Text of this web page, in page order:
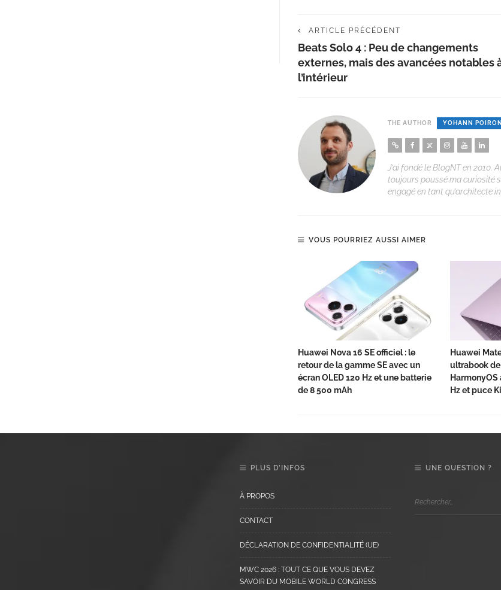
ARTICLE PRÉCÉDENT
Beats Solo 4 : Peu de changements
externes, mais des avancées notables
l’intérieur
THE AUTHOR YOHANN POIRON
J’ai fondé le BlogNT en 2010.
toujours poussé ma curiosité
engagé en tant qu’architecte
VOUS POURRIEZ AUSSI AIMER
Huawei Nova 16 SE officiel : le
retour de la gamme SE avec un
écran OLED 120 Hz et une batterie
de 8 500 mAh
Huawei
ultrabook
HarmonyOS
Hz et puce
PLUS D’INFOS
À PROPOS
CONTACT
DÉCLARATION DE CONFIDENTIALITÉ (UE)
MWC 2026 : TOUT CE QUE VOUS DEVEZ
SAVOIR DU MOBILE WORLD CONGRESS
UNE QUESTION ?